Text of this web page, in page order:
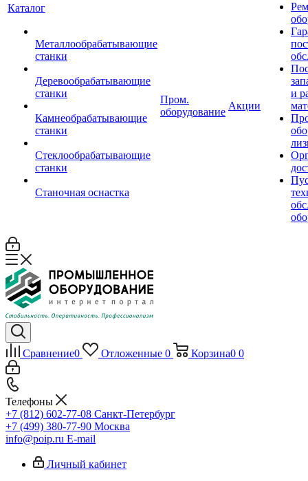
Каталог
Металлообрабатывающие
станки
Деревообрабатывающие
станки
Камнеобрабатывающие
станки
Стеклообрабатывающие
станки
Станочная оснастка
Пром.
оборудование
Акции
и
Сравнение0 Отложенные 0 Корзина0 0
Телефоны
+7 (812) 602-77-08 Санкт-Петербург
+7 (499) 380-77-90 Москва
info@poip.ru E-mail
Личный кабинет